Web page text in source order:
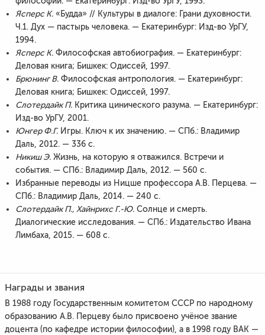
Ясперс К.«Будда» // Культуры в диалоге: Грани духовности.
Ч.1. Дух — пастырь человека. — Екатеринбург: Изд-во УрГУ,
1994.
Ясперс К.Философская автобиография. — Екатеринбург:
Деловая книга; Бишкек: Одиссей, 1997.
Брюнинг В.Философская антропология. — Екатеринбург:
Деловая книга; Бишкек: Одиссей, 1997.
Слотердайк П.Критика цинического разума. — Екатеринбург:
Изд-во УрГУ, 2001.
Юнгер Ф.Г.Игры. Ключ к их значению. — СПб.: Владимир
Даль, 2012. — 336 с.
Никиш Э.Жизнь, на которую я отважился. Встречи и
события. — СПб.: Владимир Даль, 2012. — 560 с.
Избранные переводы из Ницше профессора А.В. Перцева. —
СПб.: Владимир Даль, 2014. — 240 с.
Слотердайк П., Хайнрихс Г.-Ю.Солнце и смерть.
Диалогические исследования. — СПб.: Издательство Ивана
Лимбаха, 2015. — 608 с.
Награды и звания
В 1988 году Государственным комитетом СССР по народному
образованию А.В. Перцеву было присвоено учёное звание
доцента (по кафедре истории философии), а в 1998 году ВАК —